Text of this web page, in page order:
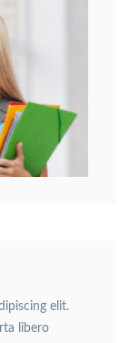
elit.
libero